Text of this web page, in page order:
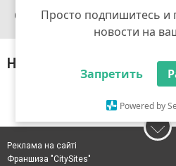
Просто подпишитесь и
новости на
Запретить
Powered by
Сьогодні 8 9 10 11
Нічого не знайдено за
Реклама на сайті
Франшиза "CitySites"